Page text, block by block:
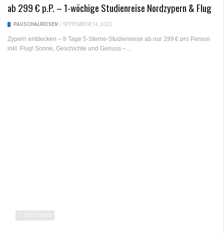
ab 299 € p.P. – 1-wöchige Studienreise Nordzypern & Flug
PAUSCHALREISEN / SEPTEMBER 14, 2025
Zypern entdecken – 8 Tage 5-Sterne-Studienreise ab nur 299 € pro Person
inkl. Flug! Sonne, Geschichte und Genuss –...
2333 VIEWS